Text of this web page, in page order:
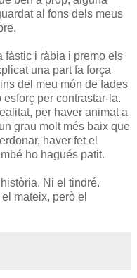
al fons dels meus
fàstic i ràbia i premo els
una part fa força
del meu món de fades
per contrastar-la.
per haver animat a
grau molt més baix que
haver fet el
ho hagués patit.
Ni el tindré.
mateix, però el